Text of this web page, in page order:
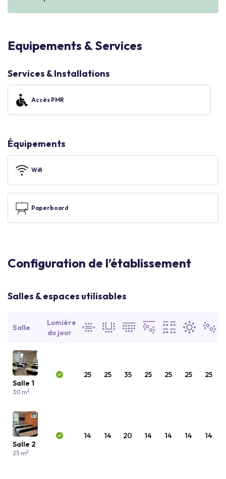
Equipements & Services
Services & Installations
Accès PMR
Équipements
Wifi
Paperboard
Configuration de l’établissement
Salles & espaces utilisables
Salle
Lumière
du jour
Salle 1
30 m2
25 25 35 25 25 25 25
Salle 2
25 m2
14 14 20 14 14 14 14